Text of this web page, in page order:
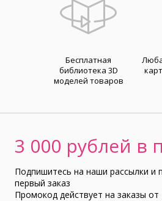
Бесплатная
библиотека 3D
моделей товаров
3 000 рублей в
Подпишитесь на наши рассылки и
первый заказ
Промокод действует на заказы от